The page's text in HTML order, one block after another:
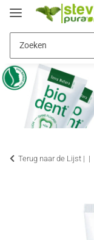
Terug naar de Lijst |